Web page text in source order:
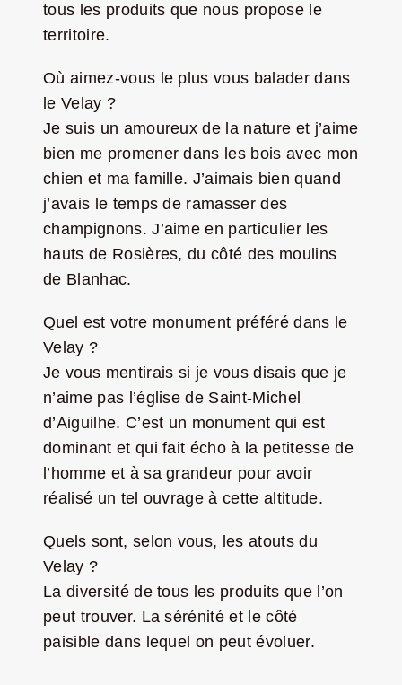
tous les produits que nous propose le
territoire.
Où aimez-vous le plus vous balader dans
le Velay ?
Je suis un amoureux de la nature et j’aime
bien me promener dans les bois avec mon
chien et ma famille. J’aimais bien quand
j’avais le temps de ramasser des
champignons. J’aime en particulier les
hauts de Rosières, du côté des moulins
de Blanhac.
Quel est votre monument préféré dans le
Velay ?
Je vous mentirais si je vous disais que je
n’aime pas l’église de Saint-Michel
d’Aiguilhe. C’est un monument qui est
dominant et qui fait écho à la petitesse de
l’homme et à sa grandeur pour avoir
réalisé un tel ouvrage à cette altitude.
Quels sont, selon vous, les atouts du
Velay ?
La diversité de tous les produits que l’on
peut trouver. La sérénité et le côté
paisible dans lequel on peut évoluer.